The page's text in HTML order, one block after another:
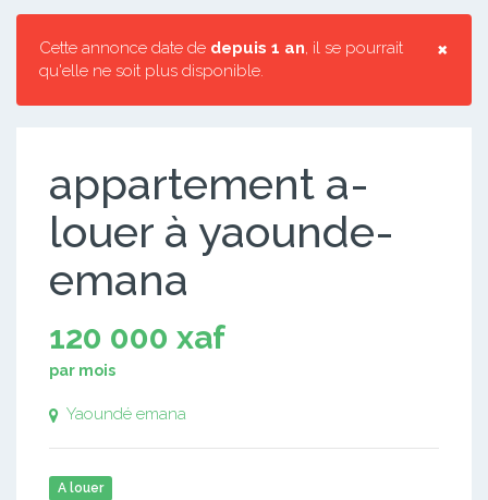
×
Cette annonce date de depuis 1 an, il se pourrait
qu'elle ne soit plus disponible.
appartement a-
louer à yaounde-
emana
120 000 xaf
par mois
Yaoundé emana
A louer